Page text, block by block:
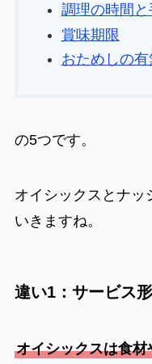
調理の時間と
賞味期限
おためしの有
の5つです。
オイシックスとナッ
いきますね。
違い1：サービス
オイシックスは食